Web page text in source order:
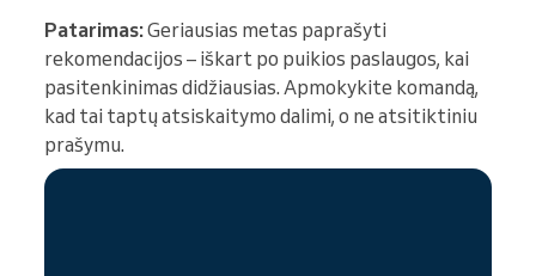
Patarimas:Geriausias metas paprašyti
rekomendacijos – iškart po puikios paslaugos, kai
pasitenkinimas didžiausias. Apmokykite komandą,
kad tai taptų atsiskaitymo dalimi, o ne atsitiktiniu
prašymu.